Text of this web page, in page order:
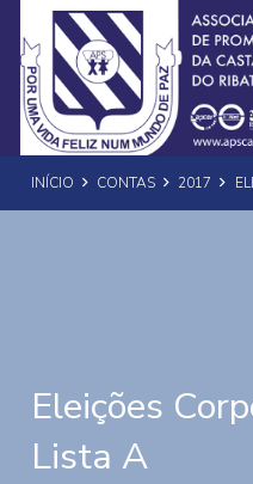
INÍCIO CONTAS 2017
Eleições
Lista A